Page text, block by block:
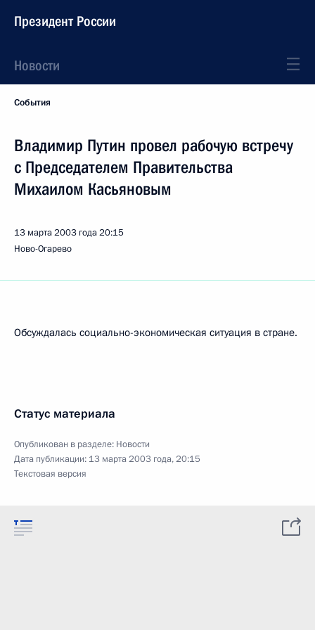
Президент России
Новости
События
Владимир Путин провел рабочую встречу
с Председателем Правительства
Михаилом Касьяновым
13 марта 2003 года20:15
Ново-Огарево
Обсуждалась социально-экономическая ситуация в стране.
Статус материала
Опубликован в разделе: Новости
Дата публикации: 13 марта 2003 года, 20:15
Текстовая версия